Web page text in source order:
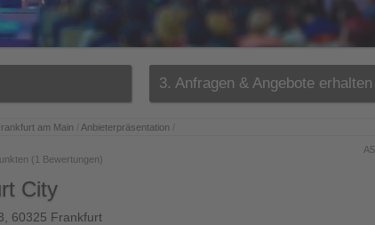
3. Anfragen & Angebote erhalten
am Main / Anbieterpräsentation /
(1 Bewertungen)
City
60325 Frankfurt